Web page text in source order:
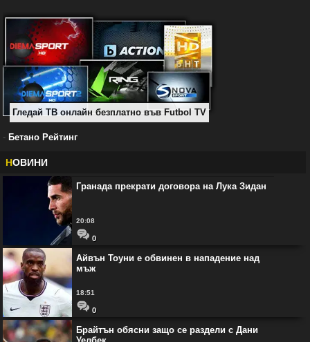
Гледай ТВ онлайн безплатно във Futbol TV
- Бетано Рейтинг
НОВИНИ
Гранада прекрати договора на Лука Зидан
20:08
0
Айвън Тоуни е обвинен в нападение над
мъж
18:51
0
Брайтън обясни защо се раздели с Дани